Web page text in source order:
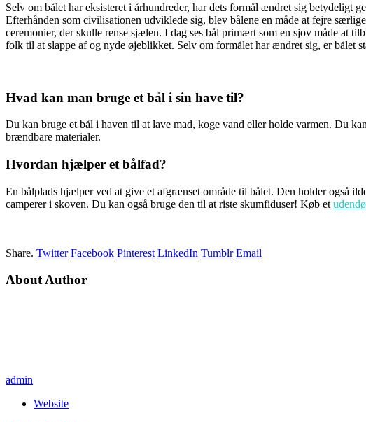
Selv om bålet har eksisteret i århundreder, har dets formål ændret sig betydeligt
Efterhånden som civilisationen udviklede sig, blev bålene en måde at fejre
ceremonier, der skulle rense sjælen. I dag ses bål primært som en sjov måde at
folk til at slappe af og nyde øjeblikket. Selv om formålet har ændret sig, er bålet
Hvad kan man bruge et bål i sin have til?
Du kan bruge et bål i haven til at lave mad, koge vand eller holde varmen. Du
brændbare materialer.
Hvordan hjælper et bålfad?
En bålplads hjælper ved at give et afgrænset område til bålet. Den holder også
camperer i skoven. Du kan også bruge den til at riste skumfiduser! Køb et
Share. Twitter Facebook Pinterest LinkedIn Tumblr Email
About Author
admin
Website